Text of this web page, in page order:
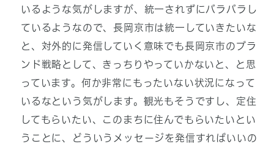
いるような気がしますが、統一されずにバラバラし
ているようなので、長岡京市は統一していきたいな
と、対外的に発信していく意味でも長岡京市のブラ
ンド戦略として、きっちりやっていかないと、と思
っています。何か非常にもったいない状況になって
いるなという気がします。観光もそうですし、定住
してもらいたい、このまちに住んでもらいたいとい
うことに、どういうメッセージを発信すればいいの